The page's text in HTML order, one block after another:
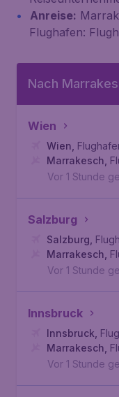
Anreise:
Flughafen:
Nach
Wien
Wien
Marrakesch
Vor 1 Stunde
Salzburg
Salzburg
Marrakesch
Vor 1 Stunde
Innsbruck
Innsbruck
Marrakesch
Vor 1 Stunde